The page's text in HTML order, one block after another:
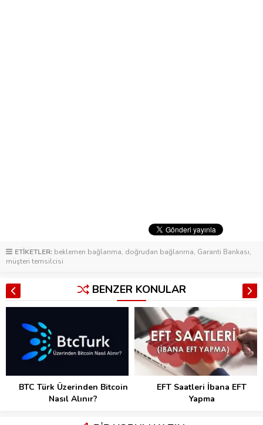
ETİKETLER: beklemen bağlanma, doğrudan bağlanma, Garanti Bankası,
müşteri temsilcisi
BENZER KONULAR
BTC Türk Üzerinden Bitcoin
Nasıl Alınır?
EFT Saatleri İbana EFT
Yapma